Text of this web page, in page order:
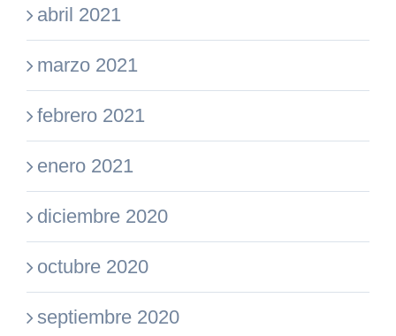
abril 2021
marzo 2021
febrero 2021
enero 2021
diciembre 2020
octubre 2020
septiembre 2020